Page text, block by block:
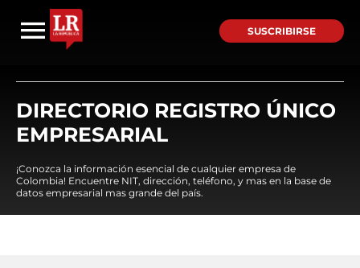
SUSCRIBIRSE
DIRECTORIO REGISTRO ÚNICO
EMPRESARIAL
¡Conozca la información esencial de cualquier empresa de
Colombia! Encuentre NIT, dirección, teléfono, y mas en la base de
datos empresarial mas grande del país.